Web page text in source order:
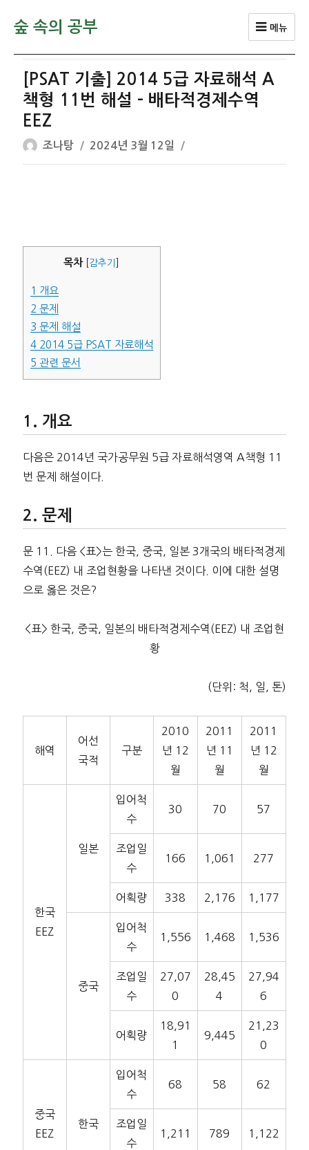
숲 속의 공부 메뉴
[PSAT 기출] 2014 5급 자료해석 A
책형 11번 해설 – 배타적경제수역
EEZ
글
쓴
조나탕
작
성
2024년 3월 12일
목차 감추기
1 개요
2 문제
3 문제 해설
42014 5급 PSAT 자료해석
5 관련 문서
개요
다음은 2014년 국가공무원 5급 자료해석영역 A책형 11
번 문제 해설이다.
문제
문 11. 다음 <표>는 한국, 중국, 일본 3개국의 배타적경제
수역(EEZ) 내 조업현황을 나타낸 것이다. 이에 대한 설명
으로 옳은 것은?
<표> 한국, 중국, 일본의 배타적경제수역(EEZ) 내 조업현
황
(단위: 척, 일, 톤)
해역
어선
국적
구분
2010
년 12
월
2011
년 11
월
2011
년 12
월
한국
EEZ
일본
입어척
수
30 70 57
조업일
수
166 1,061 277
어획량 338 2,176 1,177
중국
입어척
수
1,556 1,468 1,536
조업일
수
27,07
0
28,45
4
27,94
6
어획량
18,91
1
9,445
21,23
0
중국
EEZ
한국
입어척
수
68 58 62
조업일
수
1,211 789 1,122